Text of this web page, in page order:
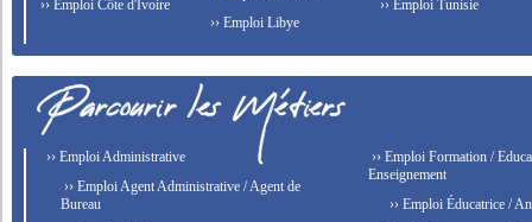
›› Emploi Côte d'Ivoire
›› Emploi Libye
›› Emploi Tunisie
›› Emploi Administrative
›› Emploi Agent Administrative / Agent de
Bureau
›› Emploi Formation /
Enseignement
›› Emploi Éducatrice /